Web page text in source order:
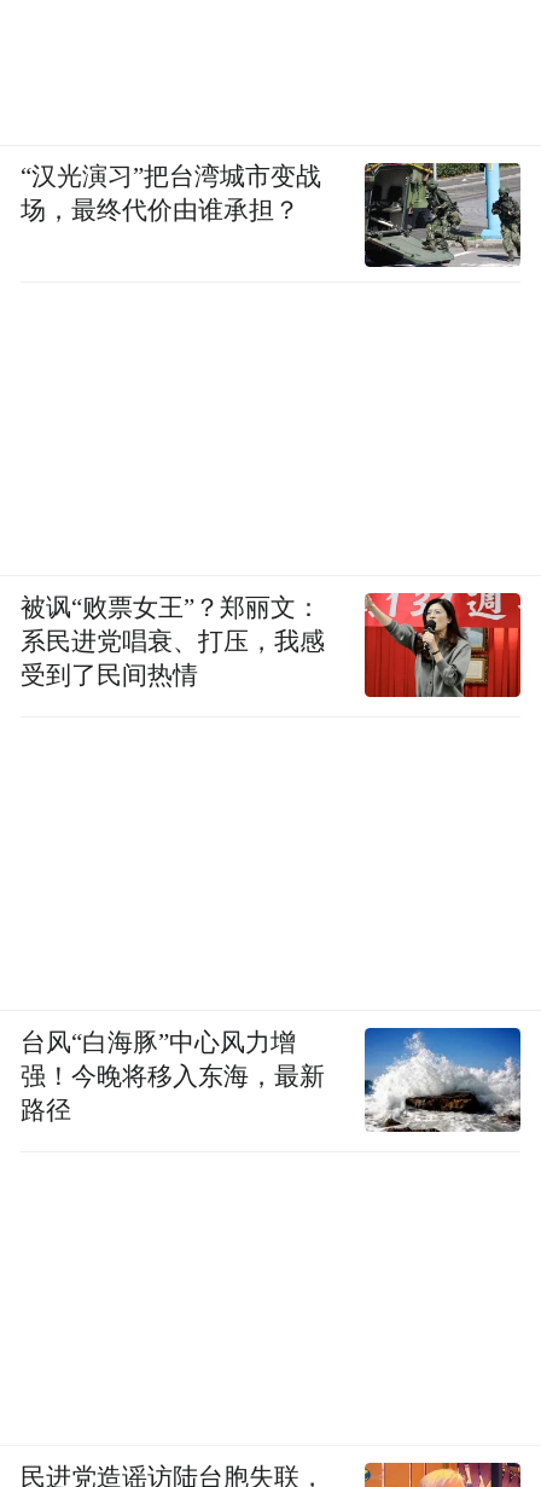
“汉光演习”把台湾城市变战
场，最终代价由谁承担？
被讽“败票女王”？郑丽文：
系民进党唱衰、打压，我感
受到了民间热情
台风“白海豚”中心风力增
强！今晚将移入东海，最新
路径
民进党造谣访陆台胞失联，